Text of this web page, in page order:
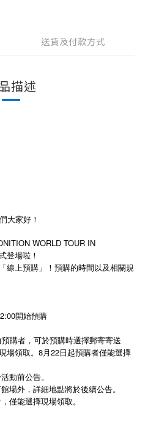
送貨及付款方式
描述
大家好！
WORLD TOUR IN
登場啦！
線上預購」！預購的時間以及相關規
開始預購
購者，可於預購時選擇郵寄寄送
場領取。8月22日起預購者僅能選擇
動前公告。
場外，詳細地點將於後續公告。
僅能選擇現場領取。